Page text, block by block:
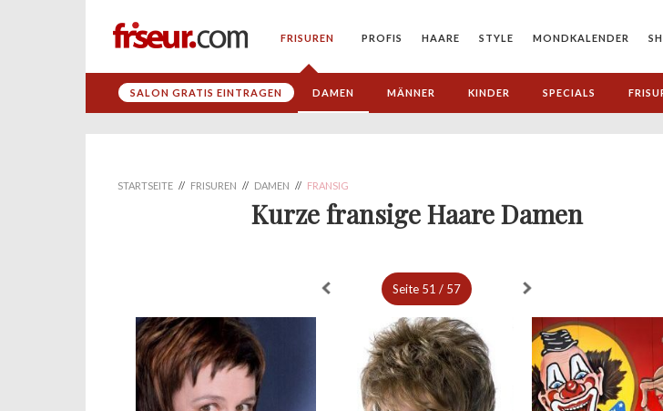
FRISUREN PROFIS HAARE STYLE MONDKALENDER
SALON GRATIS EINTRAGEN DAMEN MÄNNER KINDER SPECIALS
STARTSEITE // FRISUREN // DAMEN // FRANSIG
Kurze fransige Haare Damen
Seite51 / 57